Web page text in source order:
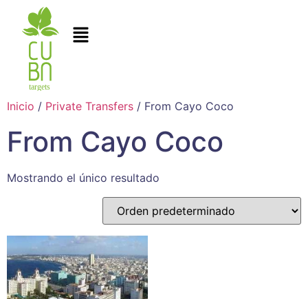
Inicio / Private Transfers / From Cayo Coco
From Cayo Coco
Mostrando el único resultado